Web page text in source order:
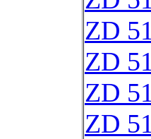
ZD
ZD
ZD
ZD